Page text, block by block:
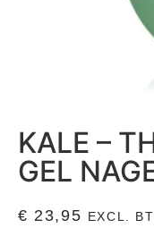
KALE –
GEL
€ 23,95 EXCL.